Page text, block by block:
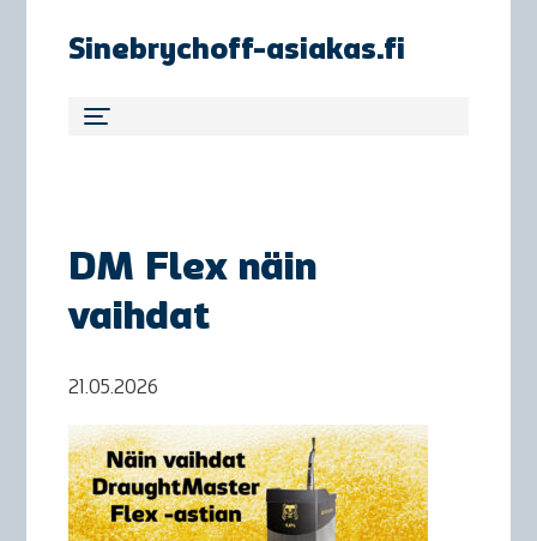
Sinebrychoff-asiakas.fi
DM Flex näin
vaihdat
21.05.2026